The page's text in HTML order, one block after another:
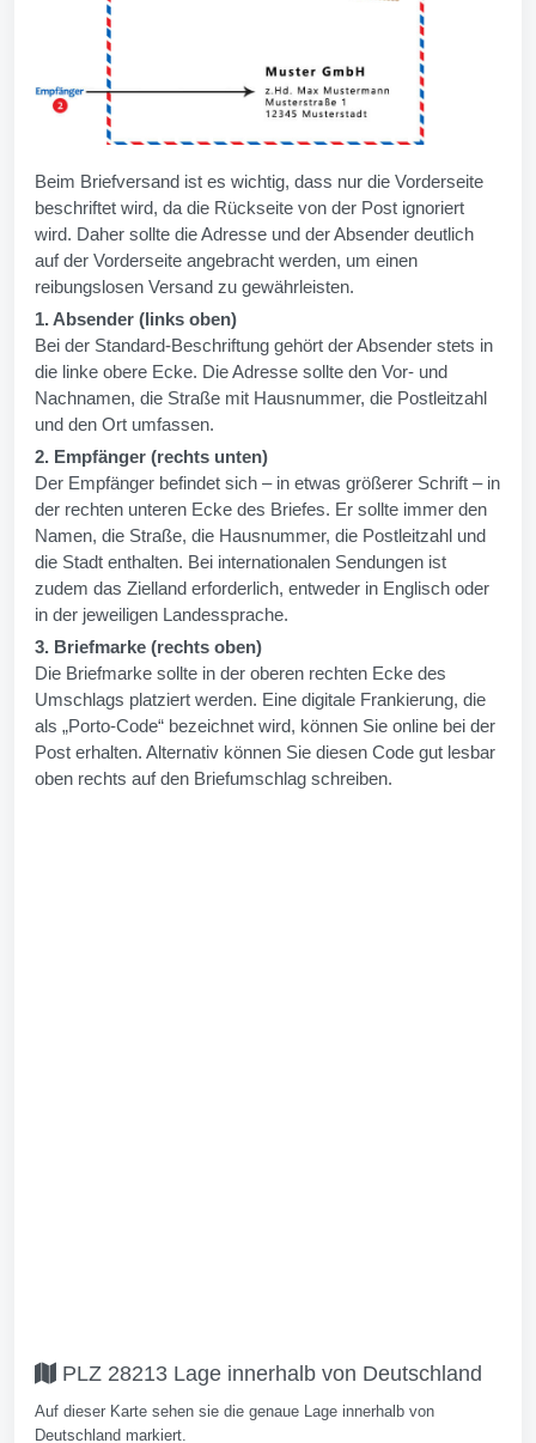
Beim Briefversand ist es wichtig, dass nur die Vorderseite
beschriftet wird, da die Rückseite von der Post ignoriert
wird. Daher sollte die Adresse und der Absender deutlich
auf der Vorderseite angebracht werden, um einen
reibungslosen Versand zu gewährleisten.
1. Absender (links oben)
Bei der Standard-Beschriftung gehört der Absender stets in
die linke obere Ecke. Die Adresse sollte den Vor- und
Nachnamen, die Straße mit Hausnummer, die Postleitzahl
und den Ort umfassen.
2. Empfänger (rechts unten)
Der Empfänger befindet sich – in etwas größerer Schrift – in
der rechten unteren Ecke des Briefes. Er sollte immer den
Namen, die Straße, die Hausnummer, die Postleitzahl und
die Stadt enthalten. Bei internationalen Sendungen ist
zudem das Zielland erforderlich, entweder in Englisch oder
in der jeweiligen Landessprache.
3. Briefmarke (rechts oben)
Die Briefmarke sollte in der oberen rechten Ecke des
Umschlags platziert werden. Eine digitale Frankierung, die
als „Porto-Code“ bezeichnet wird, können Sie online bei der
Post erhalten. Alternativ können Sie diesen Code gut lesbar
oben rechts auf den Briefumschlag schreiben.
PLZ 28213 Lage innerhalb von Deutschland
Auf dieser Karte sehen sie die genaue Lage innerhalb von
Deutschland markiert.